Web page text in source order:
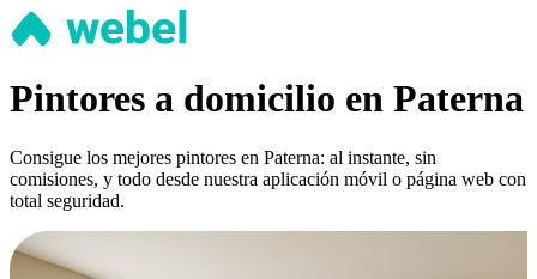
Pintores a domicilio en Paterna
Consigue los mejores pintores en Paterna: al instante, sin
comisiones, y todo desde nuestra aplicación móvil o página web con
total seguridad.